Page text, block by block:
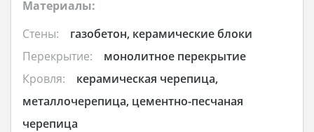
Материалы:
Стены:
газобетон, керамические блоки
Перекрытие:
монолитное перекрытие
Кровля:
керамическая черепица,
металлочерепица, цементно-песчаная
черепица